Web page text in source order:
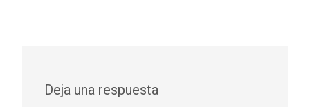
Deja una respuesta